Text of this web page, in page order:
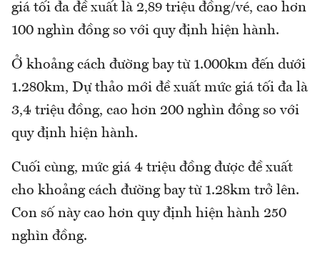
giá tối đa đề xuất là 2,89 triệu đồng/vé, cao hơn
100 nghìn đồng so với quy định hiện hành.
Ở khoảng cách đường bay từ 1.000km đến dưới
1.280km, Dự thảo mới đề xuất mức giá tối đa là
3,4 triệu đồng, cao hơn 200 nghìn đồng so với
quy định hiện hành.
Cuối cùng, mức giá 4 triệu đồng được đề xuất
cho khoảng cách đường bay từ 1.28km trở lên.
Con số này cao hơn quy định hiện hành 250
nghìn đồng.